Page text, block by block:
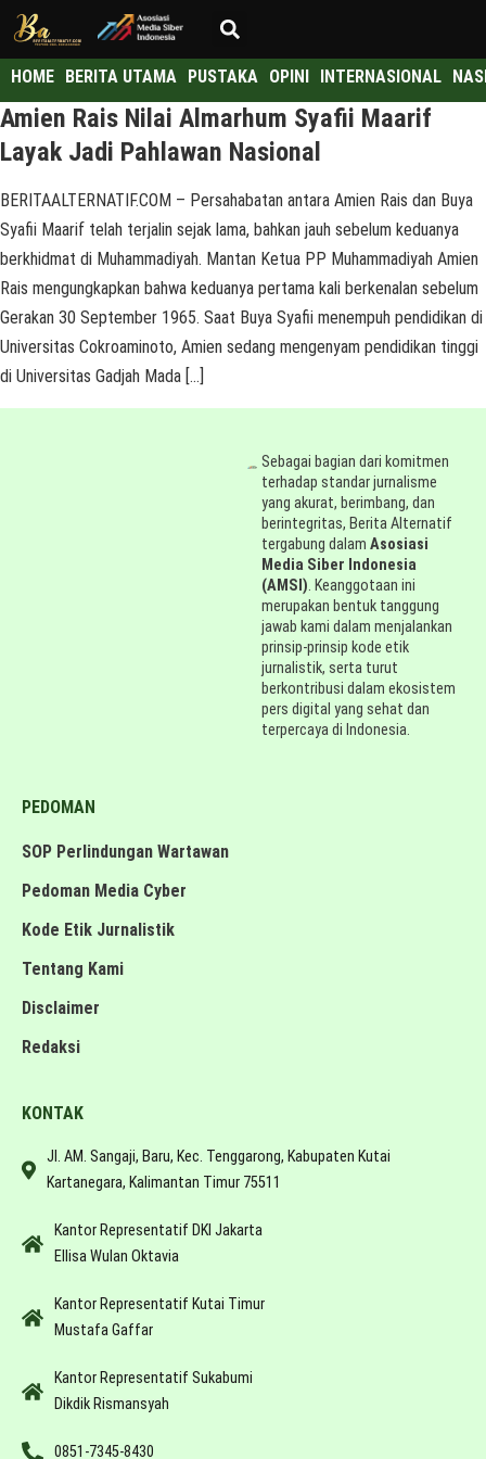
HOME BERITA UTAMA PUSTAKA OPINI INTERNASIONAL
Amien Rais Nilai Almarhum Syafii Maarif
Layak Jadi Pahlawan Nasional
BERITAALTERNATIF.COM – Persahabatan antara Amien Rais dan Buya
Syafii Maarif telah terjalin sejak lama, bahkan jauh sebelum keduanya
berkhidmat di Muhammadiyah. Mantan Ketua PP Muhammadiyah Amien
Rais mengungkapkan bahwa keduanya pertama kali berkenalan sebelum
Gerakan 30 September 1965. Saat Buya Syafii menempuh pendidikan di
Universitas Cokroaminoto, Amien sedang mengenyam pendidikan tinggi
di Universitas Gadjah Mada […]
Sebagai bagian dari komitmen
terhadap standar jurnalisme
yang akurat, berimbang, dan
berintegritas, Berita Alternatif
tergabung dalamAsosiasi
Media Siber Indonesia
(AMSI). Keanggotaan ini
merupakan bentuk tanggung
jawab kami dalam menjalankan
prinsip-prinsip kode etik
jurnalistik, serta turut
berkontribusi dalam ekosistem
pers digital yang sehat dan
terpercaya di Indonesia.
PEDOMAN
SOP Perlindungan Wartawan
Pedoman Media Cyber
Kode Etik Jurnalistik
Tentang Kami
Disclaimer
Redaksi
KONTAK
Jl. AM. Sangaji, Baru, Kec. Tenggarong, Kabupaten Kutai
Kartanegara, Kalimantan Timur 75511
Kantor Representatif DKI Jakarta
Ellisa Wulan Oktavia
Kantor Representatif Kutai Timur
Mustafa Gaffar
Kantor Representatif Sukabumi
Dikdik Rismansyah
0851-7345-8430